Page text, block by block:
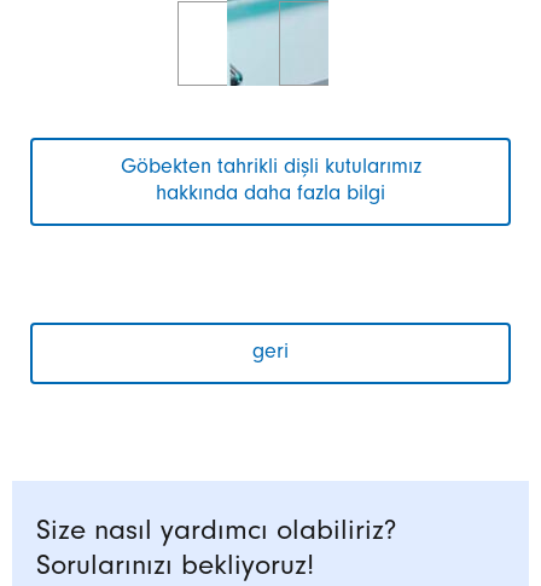
Göbekten tahrikli dişli kutularımız
hakkında daha fazla bilgi
geri
Size nasıl yardımcı olabiliriz?
Sorularınızı bekliyoruz!